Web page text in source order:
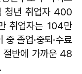
청년 취업자 400
취업자는 104만
졸업·중퇴·수료
절반에 가까운 48